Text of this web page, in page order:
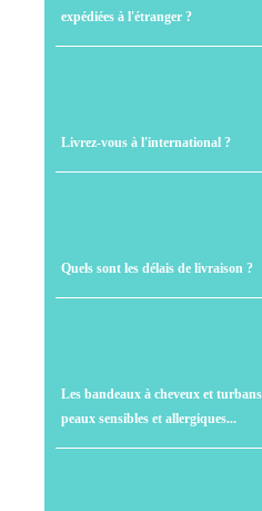
expédiées à l'étranger ?
Livrez-vous à l'international ?
Quels sont les délais de livraison ?
Les bandeaux à cheveux et
peaux sensibles et allergiques...